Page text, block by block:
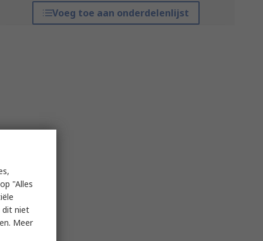
Voeg toe aan onderdelenlijst
"Alles
dit niet
Meer